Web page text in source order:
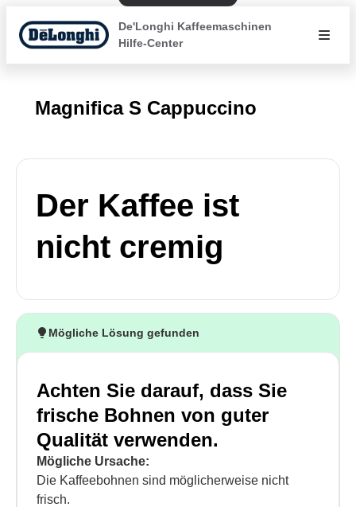
De'Longhi Kaffeemaschinen
Hilfe-Center
Magnifica S Cappuccino
Der Kaffee ist
nicht cremig
Mögliche Lösung gefunden
Achten Sie darauf, dass Sie
frische Bohnen von guter
Qualität verwenden.
Mögliche Ursache:
Die Kaffeebohnen sind möglicherweise nicht
frisch.